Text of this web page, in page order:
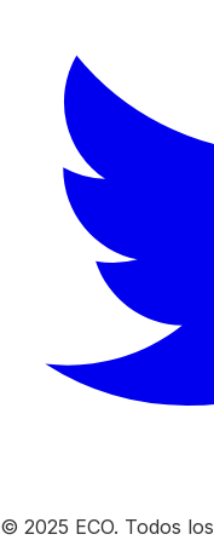
© 2025 ECO. Todos